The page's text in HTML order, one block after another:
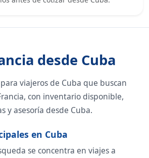
desde Cuba
viajeros de Cuba que buscan
con inventario disponible,
y asesoría desde Cuba.
en Cuba
se concentra en viajes a